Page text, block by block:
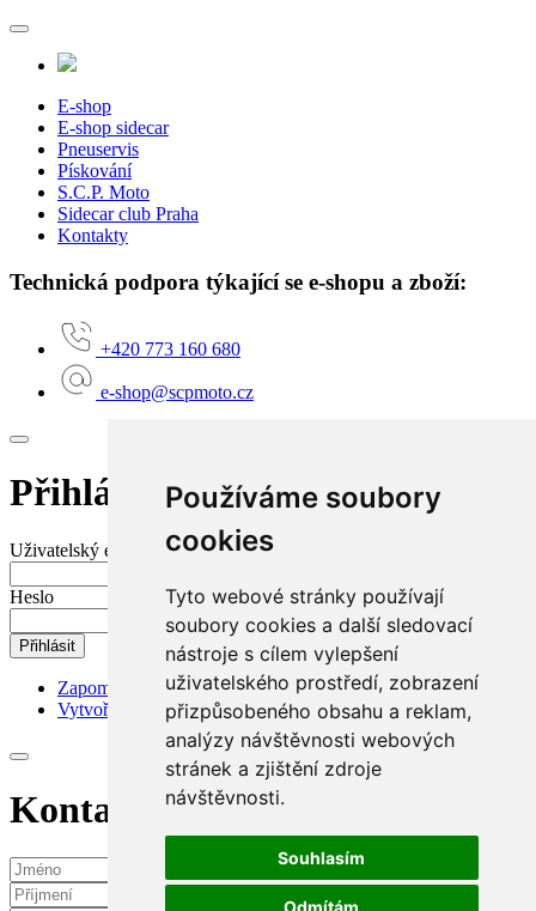
Používáme soubory
cookies
Tyto webové stránky používají
soubory cookies a další sledovací
nástroje s cílem vylepšení
uživatelského prostředí, zobrazení
přizpůsobeného obsahu a reklam,
analýzy návštěvnosti webových
stránek a zjištění zdroje
návštěvnosti.
Souhlasím
Odmítám
E-shop
E-shop sidecar
Pneuservis
Pískování
S.C.P. Moto
Sidecar club Praha
Kontakty
Technická podpora týkající se e-shopu a zboží:
+420 773 160 680
e-shop@scpmoto.cz
Přihlášení do mého účtu
Uživatelský e-mail nebo jméno
Heslo
Přihlásit
Zapomenuté heslo?
Vytvořit nový účet
Kontaktní požadavek